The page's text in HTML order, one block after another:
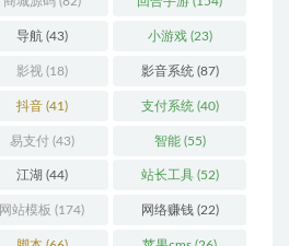
导航(43) 小游戏(23)
影视(18) 影音系统 (87)
抖音(41) 支付系统 (40)
易支付(43) 智能(55)
江湖 (44) 站长工具(52)
网站模板 (174) 网络赚钱(22)